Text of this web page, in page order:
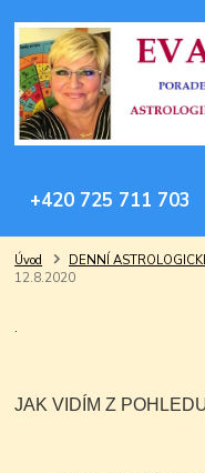
+420 725 711 703
Úvod DENNÍ
12.8.2020
.
JAK VIDÍM Z